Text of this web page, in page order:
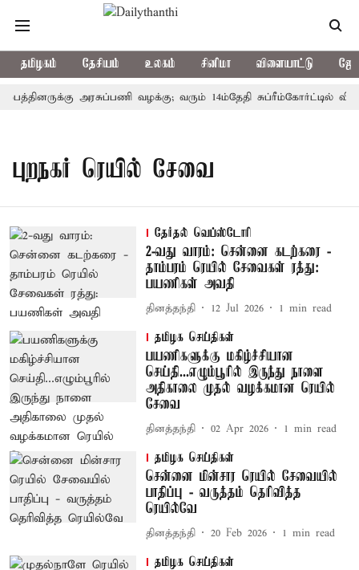
தமிழகம் தேசியம் உலகம் சினிமா விளையாட்டு
அரசுப்பணி வழக்கு; வரும் 14ம்தேதி சுப்ரீம்கோர்ட்டில்
புறநகர் ரெயில் சேவை
தேர்தல் வெப்ஸ்டோரி
2-வது வாரம்: சென்னை கடற்கரை -
தாம்பரம் ரெயில் சேவைகள் ரத்து:
பயணிகள் அவதி
தினத்தந்தி 12 Jul 2026 1 min read
தமிழக செய்திகள்
பயணிகளுக்கு மகிழ்ச்சியான
செய்தி...எழும்பூரில் இருந்து நாளை
அதிகாலை முதல் வழக்கமான ரெயில்
சேவை
தினத்தந்தி 02 Apr 2026 1 min read
தமிழக செய்திகள்
சென்னை மின்சார ரெயில் சேவையில்
பாதிப்பு - வருத்தம் தெரிவித்த
ரெயில்வே
தினத்தந்தி 20 Feb 2026 1 min read
தமிழக செய்திகள்